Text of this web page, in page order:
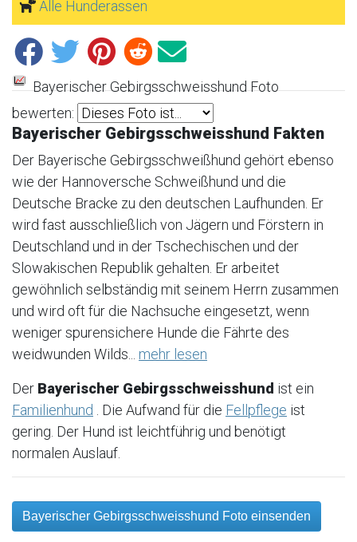
Alle Hunderassen
Bayerischer Gebirgsschweisshund Foto
bewerten:
Bayerischer Gebirgsschweisshund Fakten
Der Bayerische Gebirgsschweißhund gehört ebenso
wie der Hannoversche Schweißhund und die
Deutsche Bracke zu den deutschen Laufhunden. Er
wird fast ausschließlich von Jägern und Förstern in
Deutschland und in der Tschechischen und der
Slowakischen Republik gehalten. Er arbeitet
gewöhnlich selbständig mit seinem Herrn zusammen
und wird oft für die Nachsuche eingesetzt, wenn
weniger spurensichere Hunde die Fährte des
weidwunden Wilds... mehr lesen
Der Bayerischer Gebirgsschweisshund ist ein
Familienhund . Die Aufwand für die Fellpflege ist
gering. Der Hund ist leichtführig und benötigt
normalen Auslauf.
Bayerischer Gebirgsschweisshund Foto einsenden